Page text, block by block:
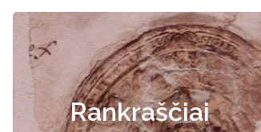
Rankraščiai